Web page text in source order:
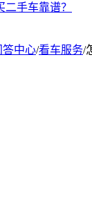
二手车靠谱？
答中心/看车服务/